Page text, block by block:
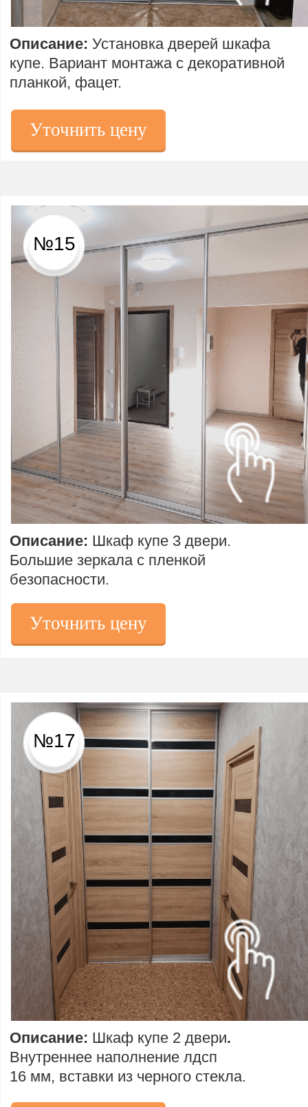
Описание: Шкаф купе 3 двери.
Большие зеркала с пленкой
безопасности.
Уточнить цену
Уточнить цену
Описание: Шкаф купе 2 двери.
Внутреннее наполнение лдсп
16 мм, вставки из черного стекла.
№17
Описание: Установка дверей шкафа
купе. Вариант монтажа с декоративной
планкой, фацет.
№15